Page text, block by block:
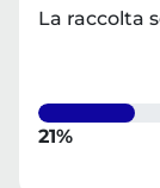
La raccolta
21%